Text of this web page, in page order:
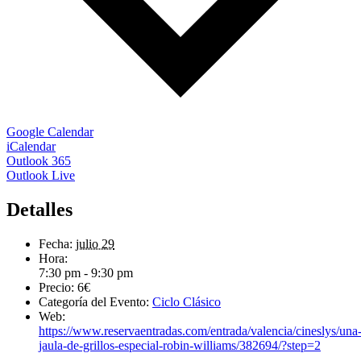
Google Calendar
iCalendar
Outlook 365
Outlook Live
Detalles
Fecha: julio 29
Hora:
7:30 pm - 9:30 pm
Precio: 6€
Categoría del Evento: Ciclo Clásico
Web:
https://www.reservaentradas.com/entrada/valencia/cineslys/una-
jaula-de-grillos-especial-robin-williams/382694/?step=2